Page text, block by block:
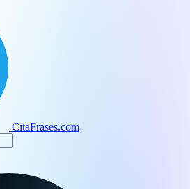
CitaFrases.com